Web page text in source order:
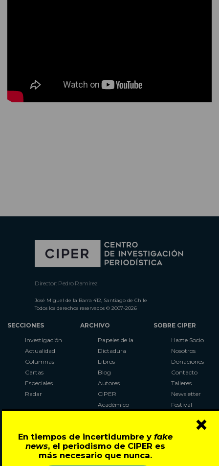
En tiempos de incertidumbre y fake
news, el periodismo de CIPER es
más necesario que nunca.
×
Director: Pedro Ramírez
José Miguel de la Barra 412, Santiago de Chile
Todos los derechos reservados © 2007-2026
SECCIONES
Investigación
Actualidad
Columnas
Cartas
Especiales
Radar
ARCHIVO
Papeles de la
Dictadura
Libros
Blog
Autores
CIPER
Académico
Al Plebiscito
con CIPER
SOBRE CIPER
Hazte Socio
Nosotros
Donaciones
Contacto
Talleres
Newsletter
Festival